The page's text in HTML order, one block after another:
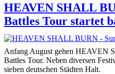
HEAVEN SHALL
Battles Tour startet
Anfang August gehen HEAVEN
Battles Tour. Neben diversen
sieben deutschen Städten Halt.